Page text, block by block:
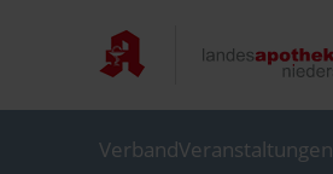
VerbandVeranstaltungen